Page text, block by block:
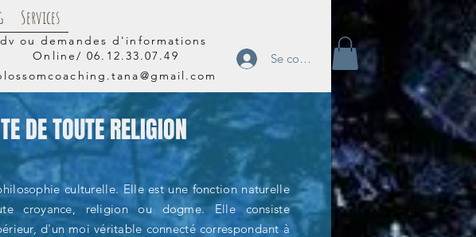
Services
Se connecter
ou demandes d'informations
Online/06.12.33.07.49
DE TOUTE RELIGION
culturelle. Elle est une fonction naturelle
croyance, religion ou dogme. Elle consiste
d'un moi véritable connecté correspondant à